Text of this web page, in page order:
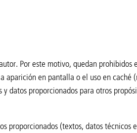
Por este motivo, quedan prohibidos
aparición en pantalla o el uso en caché
datos proporcionados para otros
proporcionados (textos, datos técnicos